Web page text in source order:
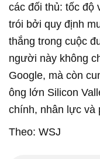
các đối thủ: tốc độ
trói bởi quy định
thắng trong cuộc
người này không
Google, mà còn
ông lớn Silicon
chính, nhân lực và
Theo: WSJ